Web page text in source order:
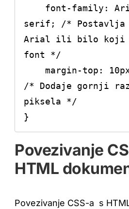
serif; /* Postavlja
Arial ili bilo koji
font */
/* Dodaje gornji
piksela */
Povezivanje
HTML
Povezivanje CSS-a s